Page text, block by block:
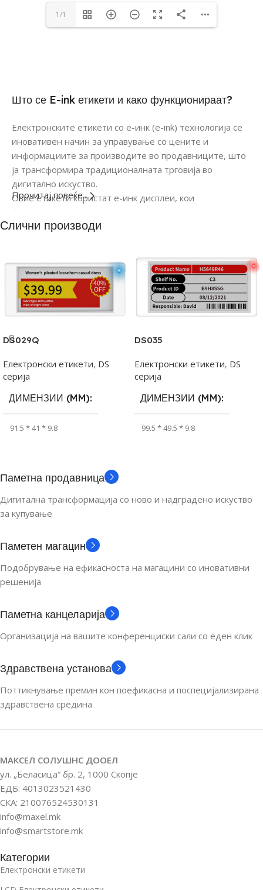
1/1
Што се E-ink етикети и како функционираат?
Електронските етикети со е-инк (e-ink) технологија се
иновативен начин за управување со цените и
информациите за производите во продавниците, што
ја трансформира традиционалната трговија во
дигитално искуство.
Овие етикети користат е-инк дисплеи, кои
функционираат слично на технологијата што се
користи кај е-читачите, како Kindle. Тоа значи дека
дневно светло.
Прочитај повеќе...
Слични производи
DS029Q
Електронски етикети, DS
серија
ДИМЕНЗИИ (MM)
91.5 * 41 * 9.8
ГОЛЕМИНА НА
Бела,Жолта,Црвена,Црна
CP502440
БАТЕРИЈА
до 5 години (5 обнови
дневно)
РАБОТНА
ТЕМПЕРАТУРА
DS035
Електронски етикети, DS
серија
ДИМЕНЗИИ (MM)
99.5 * 49.5 * 9.8
Бела,Црвена,Црна
Паметна продавница
Дигитална трансформација со ново и надградено искуство
за купување
Паметен магацин
Подобрување на ефикасноста на магацини со иновативни
решенија
Паметна канцеларија
Организација на вашите конференциски сали со еден клик
Здравствена установа
Поттикнување премин кон поефикасна и поспецијализирана
здравствена средина
МАКСЕЛ СОЛУШНС ДООЕЛ
ул. „Беласица“ бр. 2, 1000 Скопје
ЕДБ: 4013023521430
СКА: 210076524530131
info@maxel.mk
info@smartstore.mk
Категории
Електронски етикети